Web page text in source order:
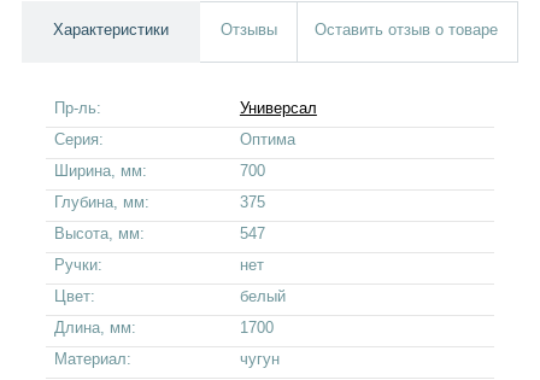
Характеристики Отзывы Оставить отзыв о товаре
Пр-ль:
Универсал
Серия:
Оптима
Ширина, мм:
700
Глубина, мм:
375
Высота, мм:
547
Ручки:
нет
Цвет:
белый
Длина, мм:
1700
Материал:
чугун